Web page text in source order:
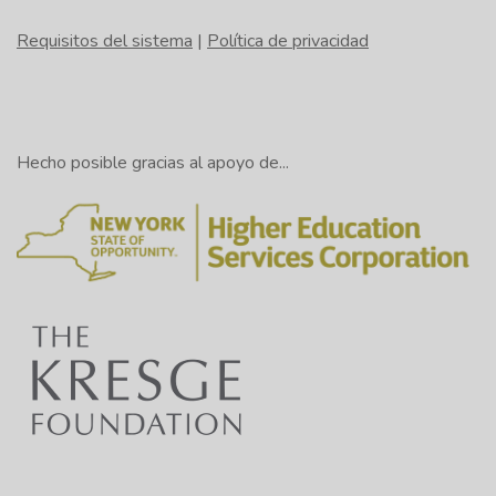
Requisitos del sistema | Política de privacidad
Hecho posible gracias al apoyo de...